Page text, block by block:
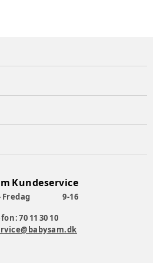
Kundeservice
Fredag
9-16
70 11 30 10